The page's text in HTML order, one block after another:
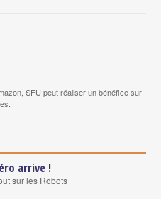
SFU peut réaliser un bénéfice sur
arrive !
sur les Robots